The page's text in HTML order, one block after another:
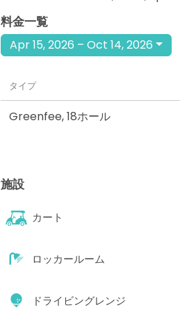
料金一覧
Apr 15, 2026 – Oct 14, 2026
タイプ
Greenfee,18ホール
施設
カート
ロッカールーム
ドライビングレンジ